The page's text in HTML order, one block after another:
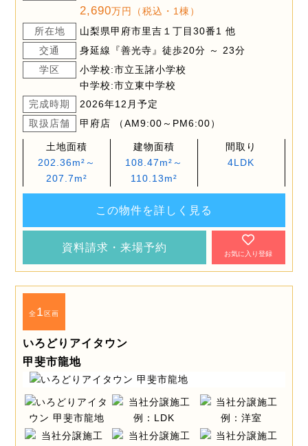
2,690万円（税込・1棟）
所在地
山梨県甲府市里吉１丁目30番1 他
交通
身延線『善光寺』徒歩20分 ～ 23分
学区
小学校:市立玉諸小学校
中学校:市立東中学校
完成時期
2026年12月予定
取扱店舗
甲府店 （AM9:00～PM6:00）
土地面積
202.36m²～
207.7m²
建物面積
108.47m²～
110.13m²
間取り
4LDK
この物件を詳しく見る
資料請求・来場予約
お気に入り登録
全1区画
いろどりアイタウン
甲斐市龍地